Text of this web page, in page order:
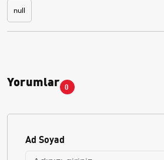
null
Yorumlar 0
Ad Soyad